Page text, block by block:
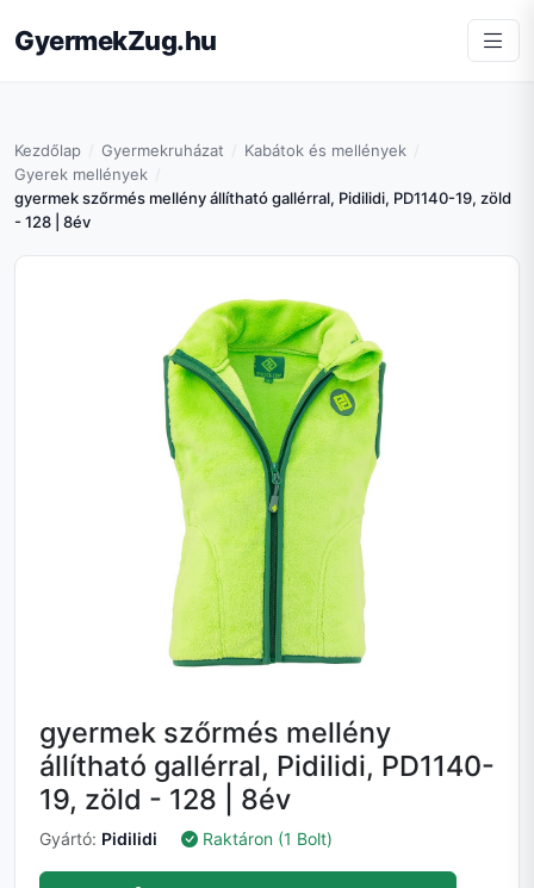
GyermekZug.hu
Kezdőlap Gyermekruházat
Kabátok és mellények
Gyerek mellények
gyermek szőrmés mellény állítható gallérral, Pidilidi, PD1140-19, zöld
- 128 | 8év
gyermek szőrmés mellény
állítható gallérral, Pidilidi, PD1140-
19, zöld - 128 | 8év
Gyártó: Pidilidi Raktáron (1 Bolt)